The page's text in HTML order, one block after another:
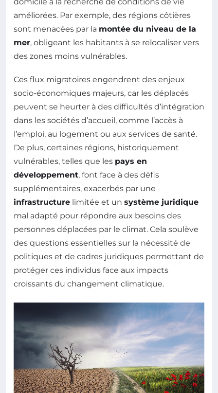
améliorées. Par exemple, des régions côtières
sont menacées par la montée du niveau de la
mer, obligeant les habitants à se relocaliser vers
des zones moins vulnérables.
Ces flux migratoires engendrent des enjeux
socio-économiques majeurs, car les déplacés
peuvent se heurter à des difficultés d’intégration
dans les sociétés d’accueil, comme l’accès à
l’emploi, au logement ou aux services de santé.
De plus, certaines régions, historiquement
vulnérables, telles que les pays en
développement, font face à des défis
supplémentaires, exacerbés par une
infrastructure limitée et un système juridique
mal adapté pour répondre aux besoins des
personnes déplacées par le climat. Cela soulève
des questions essentielles sur la nécessité de
politiques et de cadres juridiques permettant de
protéger ces individus face aux impacts
croissants du changement climatique.